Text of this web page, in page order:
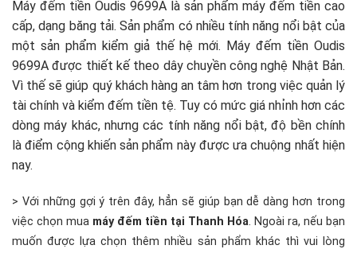
Máy đếm tiền Oudis 9699A là sản phẩm máy đếm tiền cao
cấp, dạng băng tải. Sản phẩm có nhiều tính năng nổi bật của
một sản phẩm kiểm giả thế hệ mới. Máy đếm tiền Oudis
9699A được thiết kế theo dây chuyền công nghệ Nhật Bản.
Vì thế sẽ giúp quý khách hàng an tâm hơn trong việc quản lý
tài chính và kiểm đếm tiền tệ. Tuy có mức giá nhỉnh hơn các
dòng máy khác, nhưng các tính năng nổi bật, độ bền chính
là điểm cộng khiến sản phẩm này được ưa chuộng nhất hiện
nay.
> Với những gợi ý trên đây, hẳn sẽ giúp bạn dễ dàng hơn trong
việc chọn mua máy đếm tiền tại Thanh Hóa. Ngoài ra, nếu bạn
muốn được lựa chọn thêm nhiều sản phẩm khác thì vui lòng